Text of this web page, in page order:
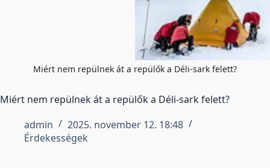
Miért nem repülnek át a repülők a Déli-sark felett?
Miért nem repülnek át a repülők a Déli-sark felett?
admin
2025. november 12. 18:48
Érdekességek